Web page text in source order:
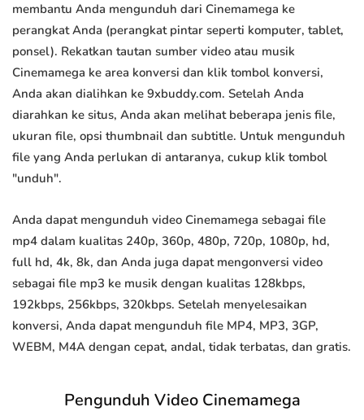
membantu Anda mengunduh dari Cinemamega ke
perangkat Anda (perangkat pintar seperti komputer, tablet,
ponsel). Rekatkan tautan sumber video atau musik
Cinemamega ke area konversi dan klik tombol konversi,
Anda akan dialihkan ke 9xbuddy.com. Setelah Anda
diarahkan ke situs, Anda akan melihat beberapa jenis file,
ukuran file, opsi thumbnail dan subtitle. Untuk mengunduh
file yang Anda perlukan di antaranya, cukup klik tombol
"unduh".
Anda dapat mengunduh video Cinemamega sebagai file
mp4 dalam kualitas 240p, 360p, 480p, 720p, 1080p, hd,
full hd, 4k, 8k, dan Anda juga dapat mengonversi video
sebagai file mp3 ke musik dengan kualitas 128kbps,
192kbps, 256kbps, 320kbps. Setelah menyelesaikan
konversi, Anda dapat mengunduh file MP4, MP3, 3GP,
WEBM, M4A dengan cepat, andal, tidak terbatas, dan gratis.
Pengunduh Video Cinemamega